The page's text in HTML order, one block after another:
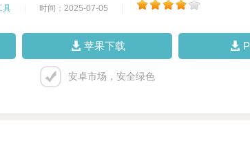
具 时间：2025-07-05
苹果下载
安卓市场，安全绿色